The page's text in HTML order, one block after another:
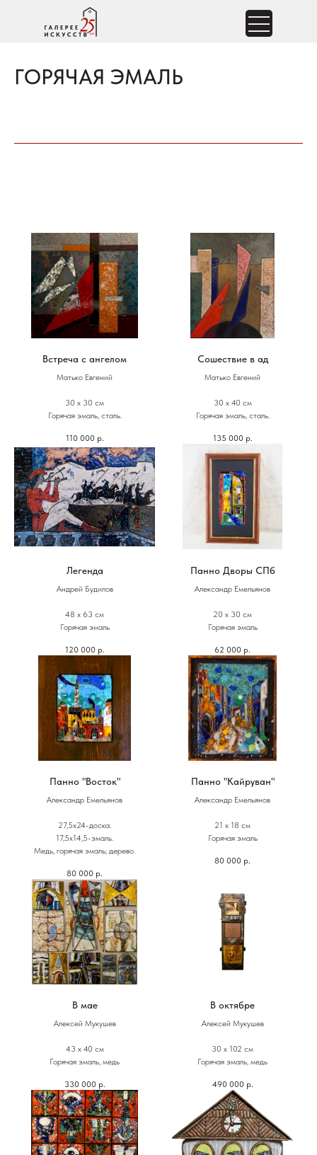
ГОРЯЧАЯ ЭМАЛЬ
Встреча с ангелом
Матько Евгений
30 х 30 см
Горячая эмаль, сталь.
110 000 р.
Сошествие в ад
Матько Евгений
30 х 40 см
Горячая эмаль, сталь.
135 000 р.
Легенда
Андрей Будилов
48 х 63 см
Горячая эмаль
120 000 р.
Панно Дворы СПб
Александр Емельянов
20 х 30 см
Горячая эмаль
62 000 р.
Панно "Восток"
Александр Емельянов
27,5х24-доска.
17,5х14,5-эмаль.
Медь, горячая эмаль; дерево.
80 000 р.
Панно "Кайруван"
Александр Емельянов
21 х 18 см
Горячая эмаль
80 000 р.
В мае
Алексей Мукушев
43 х 40 см
Горячая эмаль, медь
330 000 р.
В октябре
Алексей Мукушев
30 х 102 см
Горячая эмаль, медь
490 000 р.